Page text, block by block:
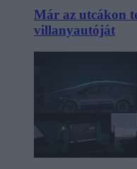
Már az utcákon
villanyautóját